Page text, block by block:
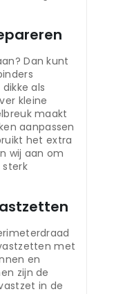
Dan kunt
als
kleine
maakt
aanpassen
het extra
wij aan om
met
en
zijn de
in de